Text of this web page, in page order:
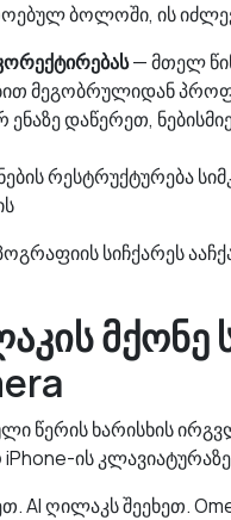
ბოლოში, ის
— მთელ
მეგობრულიდან
ენაზე დაწერეთ,
რესტრუქტურება
სიჩქარეს
მქონე
წერის ხარისხის
ის
AI ღილაკს შეეხეთ.